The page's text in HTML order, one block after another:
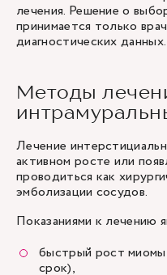
лечения. Решение о
принимается только
диагностических данных.
Методы
Лечение
активном росте или
проводиться как
эмболизации сосудов.
Показаниями к лечению
быстрый рост миомы
срок),